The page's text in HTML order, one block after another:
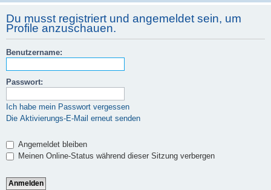
Du musst registriert und angemeldet sein, um
Profile anzuschauen.
Benutzername:
Passwort:
Ich habe mein Passwort vergessen
Die Aktivierungs-E-Mail erneut senden
Angemeldet bleiben
Meinen Online-Status während dieser Sitzung verbergen